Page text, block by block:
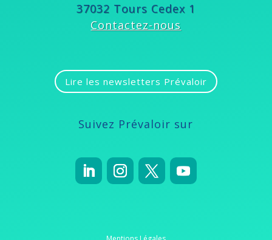
37032 Tours Cedex 1
Contactez-nous
Lire les newsletters Prévaloir
Suivez Prévaloir sur